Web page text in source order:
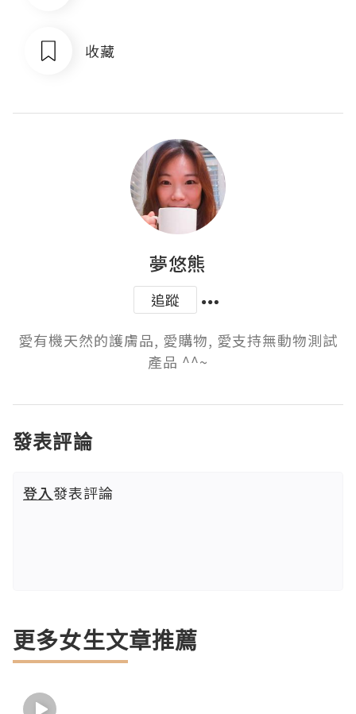
收藏
夢悠熊
追蹤
愛有機天然的護膚品, 愛購物, 愛支持無動物測試
產品 ^^~
發表評論
登入發表評論
更多女生文章推薦